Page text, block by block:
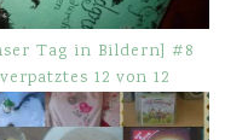
Tag in Bildern] #8
verpatztes 12 von 12